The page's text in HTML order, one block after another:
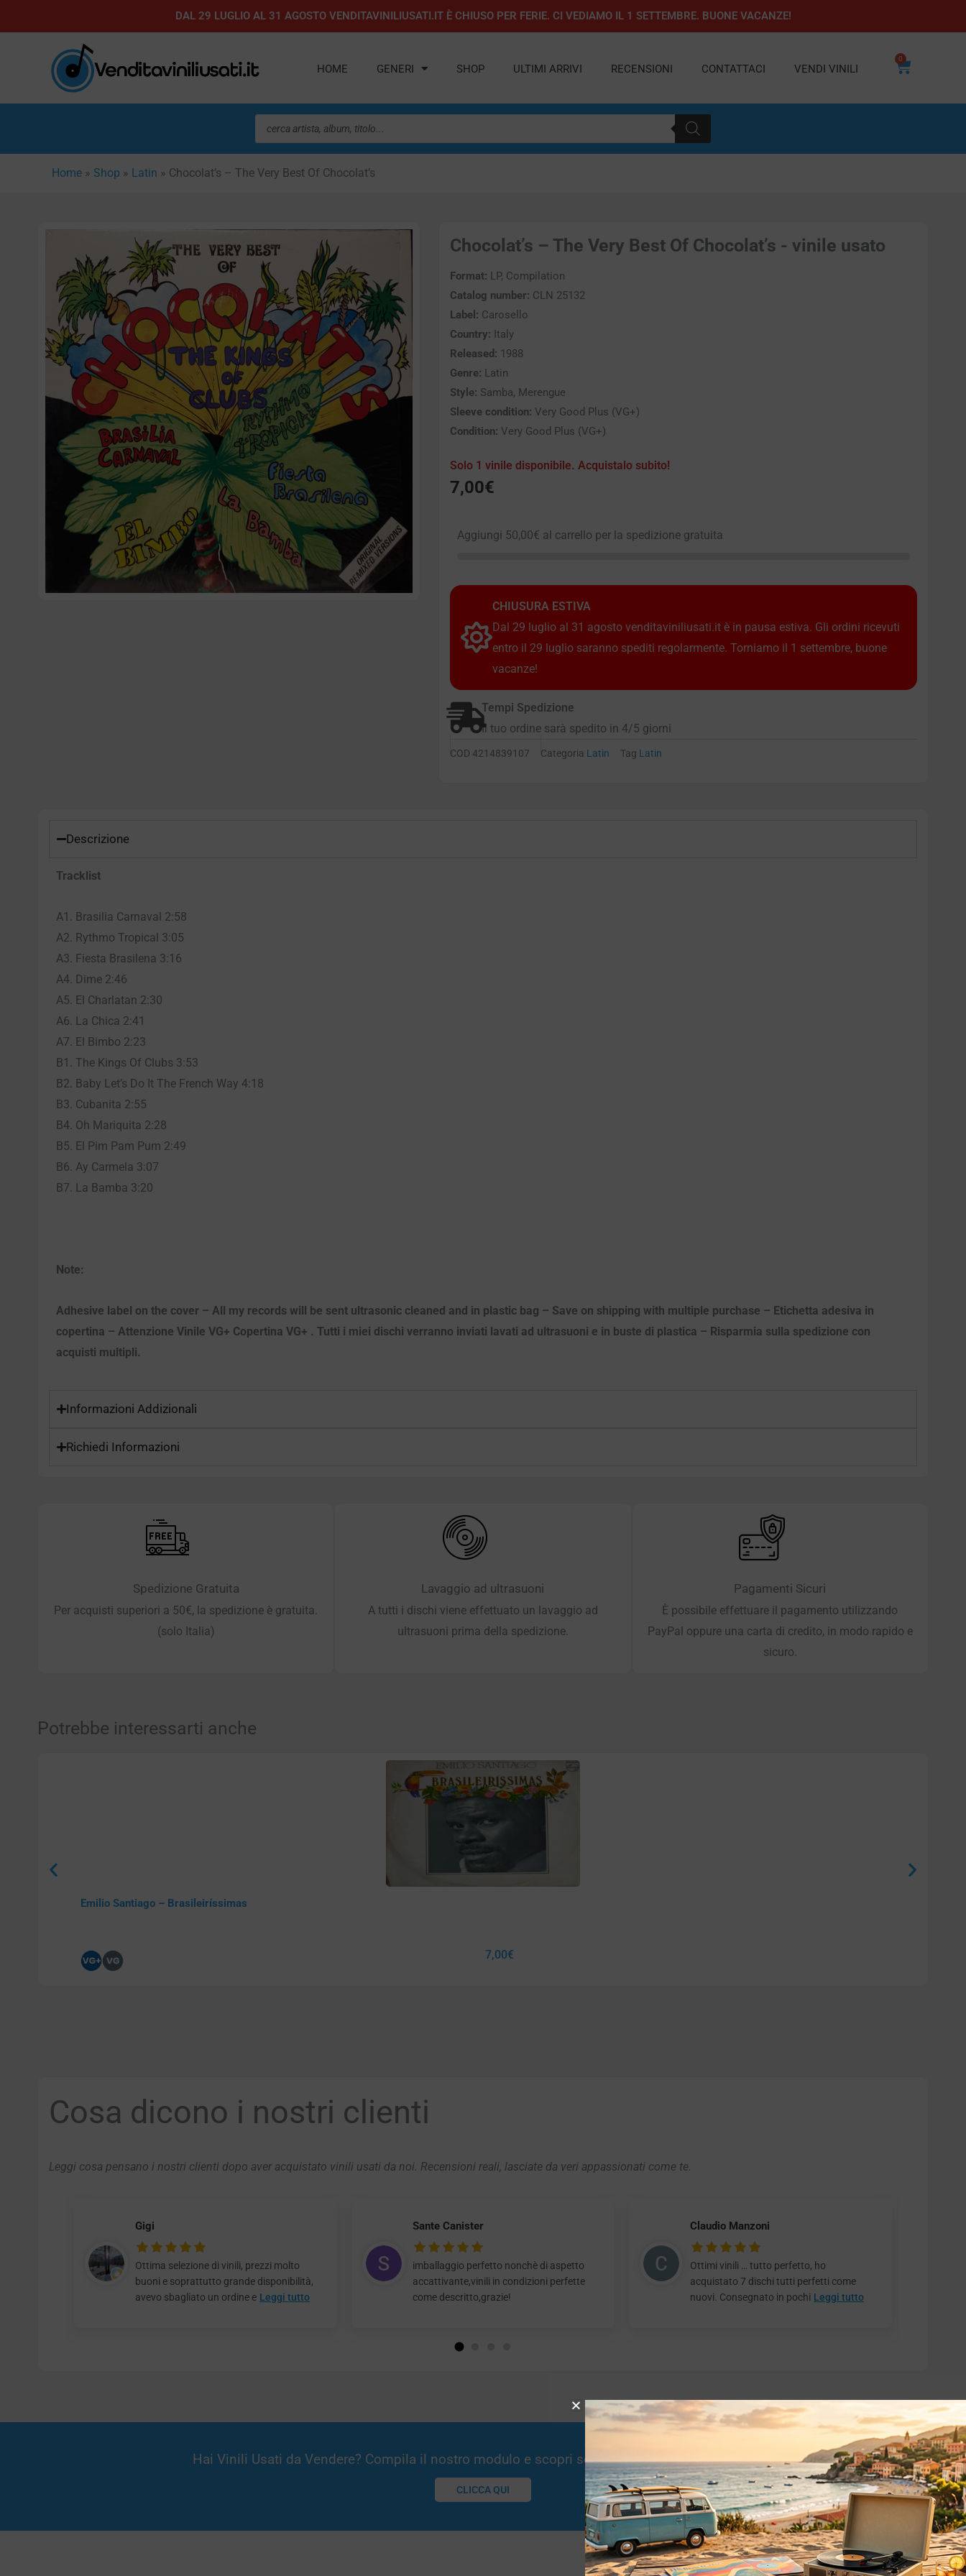
al
DAL 29 LUGLIO AL 31 AGOSTO VENDITAVINILIUSATI.IT È CHIUSO PER FERIE. CI VEDIAMO IL 1 SETTEMBRE. BUONE VACANZE!
HOME GENERI SHOP ULTIMI ARRIVI RECENSIONI CONTATTACI VENDI VINILI
0
Carrello
Ricerca
prodotti
Home » Shop » Latin » Chocolat’s – The Very Best Of Chocolat’s
Chocolat’s – The Very Best Of Chocolat’s - vinile usato
Format: LP, Compilation
Catalog number: CLN 25132
Label: Carosello
Country: Italy
Released: 1988
Genre: Latin
Style: Samba, Merengue
Sleeve condition: Very Good Plus (VG+)
Condition: Very Good Plus (VG+)
Solo 1 vinile disponibile. Acquistalo subito!
7,00€
Aggiungi 50,00€ al carrello per la spedizione gratuita
CHIUSURA ESTIVA
Dal 29 luglio al 31 agosto venditaviniliusati.it è in pausa estiva. Gli ordini ricevuti
entro il 29 luglio saranno spediti regolarmente. Torniamo il 1 settembre, buone
vacanze!
Tempi Spedizione
Il tuo ordine sarà spedito in 4/5 giorni
COD 4214839107 Categoria Latin Tag Latin
Descrizione
Tracklist
A1. Brasilia Carnaval 2:58
A2. Rythmo Tropical 3:05
A3. Fiesta Brasilena 3:16
A4. Dime 2:46
A5. El Charlatan 2:30
A6. La Chica 2:41
A7. El Bimbo 2:23
B1. The Kings Of Clubs 3:53
B2. Baby Let’s Do It The French Way 4:18
B3. Cubanita 2:55
B4. Oh Mariquita 2:28
B5. El Pim Pam Pum 2:49
B6. Ay Carmela 3:07
B7. La Bamba 3:20
Note:
Adhesive label on the cover – All my records will be sent ultrasonic cleaned and in plastic bag – Save on shipping with multiple purchase – Etichetta adesiva in
copertina – Attenzione Vinile VG+ Copertina VG+ . Tutti i miei dischi verranno inviati lavati ad ultrasuoni e in buste di plastica – Risparmia sulla spedizione con
acquisti multipli.
Informazioni Addizionali
Richiedi Informazioni
Spedizione Gratuita
Per acquisti superiori a 50€, la spedizione è gratuita.
(solo Italia)
Lavaggio ad ultrasuoni
A tutti i dischi viene effettuato un lavaggio ad
ultrasuoni prima della spedizione.
Pagamenti Sicuri
È possibile effettuare il pagamento utilizzando
PayPal oppure una carta di credito, in modo rapido e
sicuro.
Potrebbe interessarti anche
Emilio Santiago – Brasileiríssimas
7,00€
Cosa dicono i nostri clienti
Leggi cosa pensano i nostri clienti dopo aver acquistato vinili usati da noi. Recensioni reali, lasciate da veri appassionati come te.
Gigi
Ottima selezione di vinili, prezzi molto
buoni e soprattutto grande disponibilità,
avevo sbagliato un ordine e Leggi tutto
Sante Canister
imballaggio perfetto nonchè di aspetto
accattivante,vinili in condizioni perfette
come descritto,grazie!
Claudio Manzoni
Ottimi vinili … tutto perfetto, ho
acquistato 7 dischi tutti perfetti come
nuovi. Consegnato in pochi Leggi tutto
Hai Vinili Usati da Vendere? Compila il nostro modulo e scopri se potremmo essere interessati!
CLICCA QUI